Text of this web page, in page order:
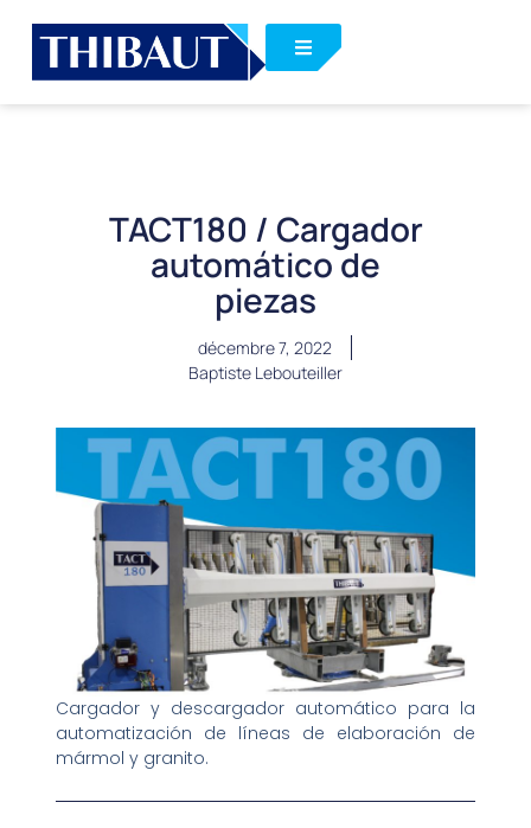
TACT180 / Cargador
automático de
piezas
décembre 7, 2022
Baptiste Lebouteiller
Cargador y descargador automático para la
automatización de líneas de elaboración de
mármol y granito.